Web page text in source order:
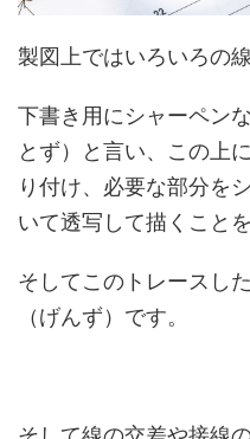
製図上ではいろいろの
下書き用にシャーペン
とず）と言い、この上
り付け、必要な部分を
いて透写して描くこと
そしてこのトレースし
（げんず）です。